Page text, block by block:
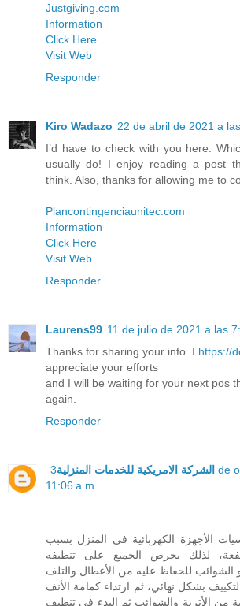
Justgiving.com
Information
Click Here
Visit Web
Responder
Kiro Wadazo 22 de abril de 2021 a
I’d have to check with you here.
usually do! I enjoy reading a post
think. Also, thanks for allowing me to
Plancontingenciaunitec.com
Information
Click Here
Visit Web
Responder
Laurens99 11 de julio de 2021 a las
Thanks for sharing your info. I https://
appreciate your efforts
and I will be waiting for your next pos
again.
Responder
الشركة الامريكية للخدمات المنزلية3 de octubre de 2021 a las
11:06 a.m.
الأجهزة الكهربائية في المنزل بسبب
لذلك يحرص الجميع على تنظيفه
بشكل نهائي، ثم ارتداء كمامة الأنف
من الأتربة والشوائب ثم البدء في تنظيف